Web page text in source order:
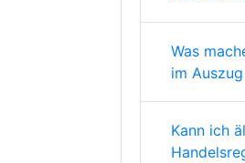
Was
im
Kann ich